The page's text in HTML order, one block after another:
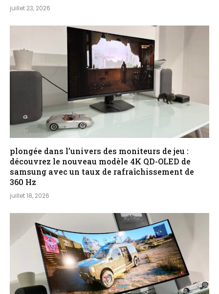
juillet 23, 2026
plongée dans l’univers des moniteurs de jeu :
découvrez le nouveau modèle 4K QD-OLED de
samsung avec un taux de rafraîchissement de
360 Hz
juillet 18, 2026